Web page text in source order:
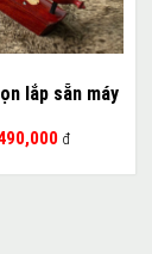
lắp sẵn máy
đ